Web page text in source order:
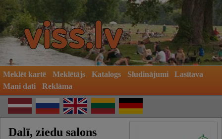
Meklēt kartē Meklētājs Katalogs Sludinājumi
Lasītava
Mani dati
Reklāma
Dalī, ziedu salons